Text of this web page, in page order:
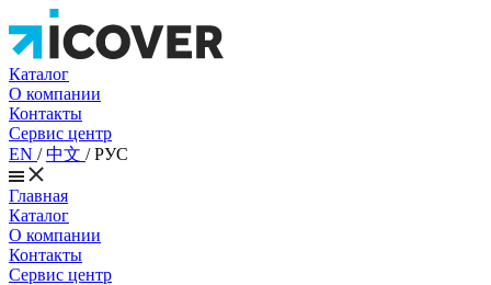
Каталог
О компании
Контакты
Сервис центр
EN /中文 /РУС
Главная
Каталог
О компании
Контакты
Сервис центр